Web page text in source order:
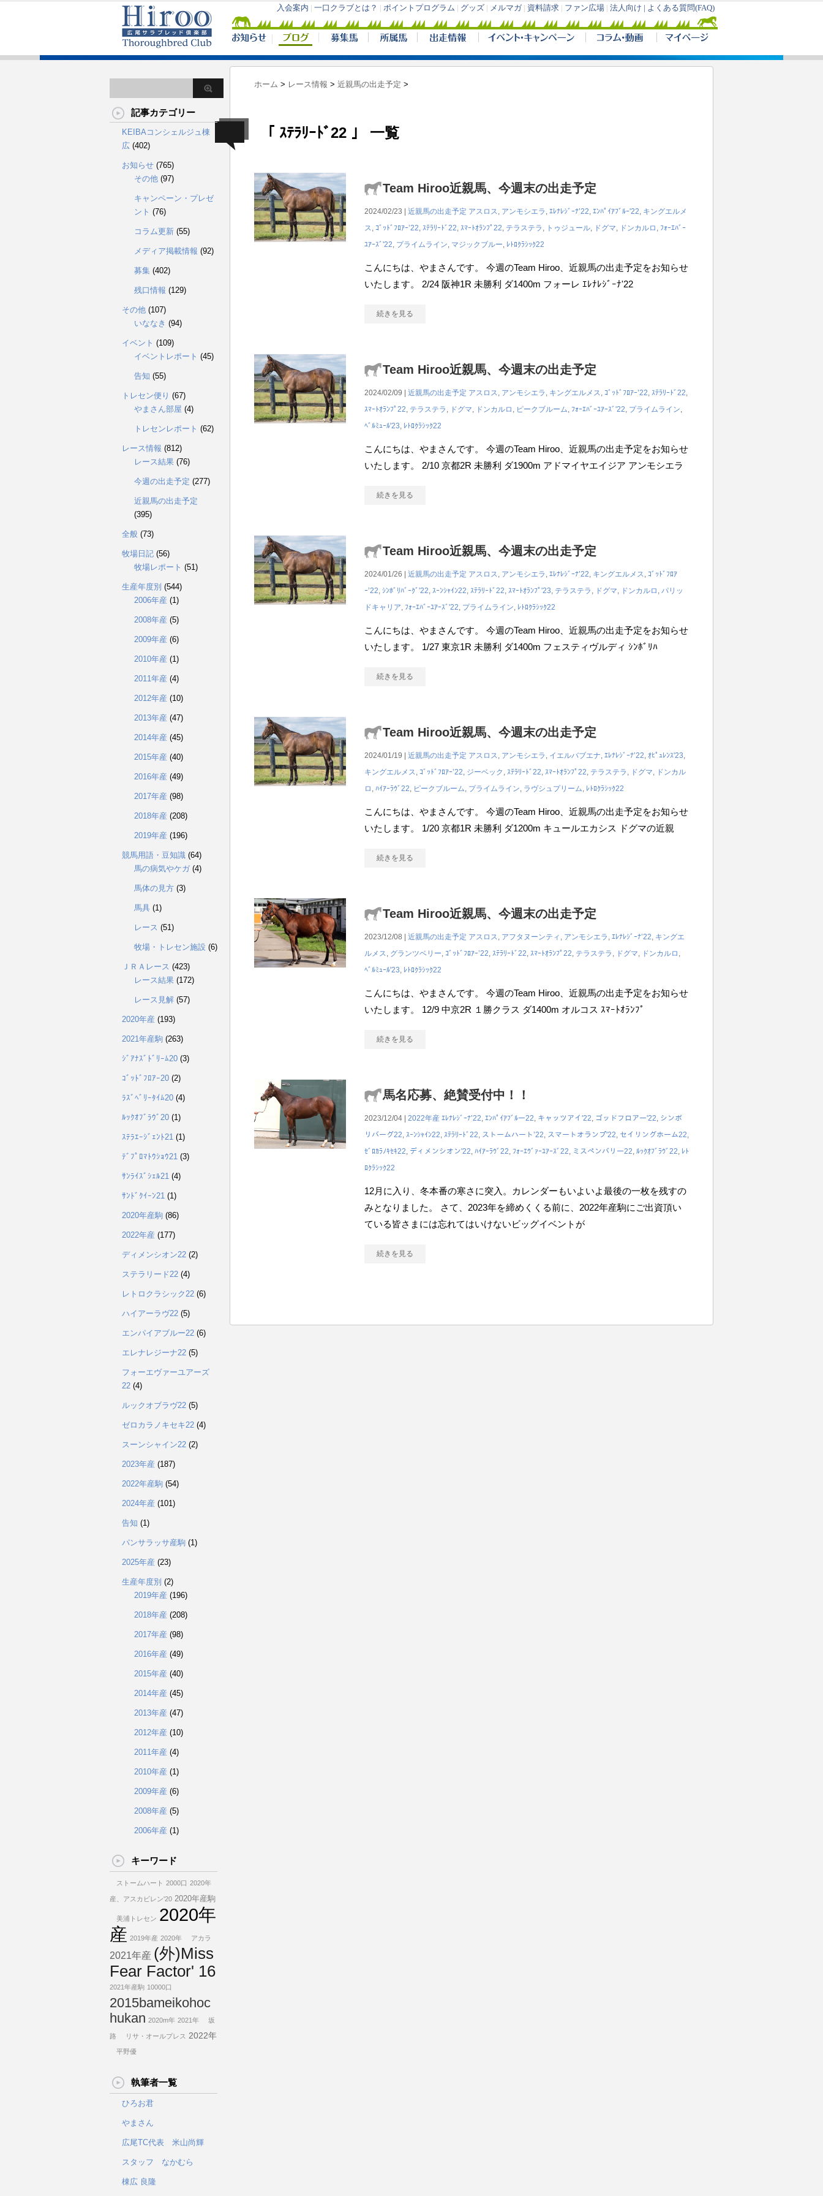
ホーム > レース情報 > 近親馬の出走予定 >
「 ｽﾃﾗﾘｰﾄﾞ22 」 一覧
Team Hiroo近親馬、今週末の出走予定
2024/02/23 | 近親馬の出走予定 アスロス, アンモシエラ , ｴﾚﾅﾚｼﾞｰﾅ’22, ｴﾝﾊﾟｲｱﾌﾞﾙｰ'22, キングエルメ
ス, ｺﾞｯﾄﾞﾌﾛｱｰ’22, ｽﾃﾗﾘｰﾄﾞ22, ｽﾏｰﾄｵﾗﾝﾌﾟ22, テラステラ , トゥジュール, ドグマ, ドンカルロ , ﾌｫｰｴﾊﾞｰ
ﾕｱｰｽﾞ'22, プライムライン, マジックブルー, ﾚﾄﾛｸﾗｼｯｸ22
こんにちは、やまさんです。 今週のTeam Hiroo、近親馬の出走予定をお知らせ
いたします。 2/24 阪神1R 未勝利 ダ1400m フォーレ ｴﾚﾅﾚｼﾞｰﾅ'22
続きを見る
Team Hiroo近親馬、今週末の出走予定
2024/02/09 | 近親馬の出走予定 アスロス, アンモシエラ , キングエルメス, ｺﾞｯﾄﾞﾌﾛｱｰ’22, ｽﾃﾗﾘｰﾄﾞ22,
ｽﾏｰﾄｵﾗﾝﾌﾟ22, テラステラ , ドグマ, ドンカルロ , ピークブルーム, ﾌｫｰｴﾊﾞｰﾕｱｰｽﾞ'22, プライムライン,
ﾍﾞﾙﾐｭｰﾙ'23, ﾚﾄﾛｸﾗｼｯｸ22
こんにちは、やまさんです。 今週のTeam Hiroo、近親馬の出走予定をお知らせ
いたします。 2/10 京都2R 未勝利 ダ1900m アドマイヤエイジア アンモシエラ
続きを見る
Team Hiroo近親馬、今週末の出走予定
2024/01/26 | 近親馬の出走予定 アスロス, アンモシエラ , ｴﾚﾅﾚｼﾞｰﾅ’22, キングエルメス, ｺﾞｯﾄﾞﾌﾛｱ
ｰ’22, ｼﾝﾎﾞﾘﾊﾞｰｸﾞ'22, ｽｰﾝｼｬｲﾝ22, ｽﾃﾗﾘｰﾄﾞ22, ｽﾏｰﾄｵﾗﾝﾌﾟ'23, テラステラ , ドグマ, ドンカルロ , パリッ
ドキャリア, ﾌｫｰｴﾊﾞｰﾕｱｰｽﾞ'22, プライムライン, ﾚﾄﾛｸﾗｼｯｸ22
こんにちは、やまさんです。 今週のTeam Hiroo、近親馬の出走予定をお知らせ
いたします。 1/27 東京1R 未勝利 ダ1400m フェスティヴルディ ｼﾝﾎﾞﾘﾊ
続きを見る
Team Hiroo近親馬、今週末の出走予定
2024/01/19 | 近親馬の出走予定 アスロス, アンモシエラ , イエルバブエナ, ｴﾚﾅﾚｼﾞｰﾅ’22, ｵﾋﾟｭﾚﾝｽ'23,
キングエルメス, ｺﾞｯﾄﾞﾌﾛｱｰ’22, ジーベック , ｽﾃﾗﾘｰﾄﾞ22, ｽﾏｰﾄｵﾗﾝﾌﾟ22, テラステラ , ドグマ, ドンカル
ロ , ﾊｲｱｰﾗｳﾞ22, ピークブルーム, プライムライン, ラヴシュプリーム, ﾚﾄﾛｸﾗｼｯｸ22
こんにちは、やまさんです。 今週のTeam Hiroo、近親馬の出走予定をお知らせ
いたします。 1/20 京都1R 未勝利 ダ1200m キュールエカシス ドグマの近親
続きを見る
Team Hiroo近親馬、今週末の出走予定
2023/12/08 | 近親馬の出走予定 アスロス, アフタヌーンティ , アンモシエラ , ｴﾚﾅﾚｼﾞｰﾅ’22, キングエ
ルメス, グランツベリー, ｺﾞｯﾄﾞﾌﾛｱｰ’22, ｽﾃﾗﾘｰﾄﾞ22, ｽﾏｰﾄｵﾗﾝﾌﾟ22, テラステラ , ドグマ, ドンカルロ ,
ﾍﾞﾙﾐｭｰﾙ'23, ﾚﾄﾛｸﾗｼｯｸ22
こんにちは、やまさんです。 今週のTeam Hiroo、近親馬の出走予定をお知らせ
いたします。 12/9 中京2R １勝クラス ダ1400m オルコス ｽﾏｰﾄｵﾗﾝﾌﾟ
続きを見る
馬名応募、絶賛受付中！！
2023/12/04 | 2022年産 ｴﾚﾅﾚｼﾞｰﾅ’22, ｴﾝﾊﾟｲｱﾌﾞﾙー22, キャッツアイ'22, ゴッドフロアー'22, シンボ
リバーグ22, ｽｰﾝｼｬｲﾝ22, ｽﾃﾗﾘｰﾄﾞ22, ストームハート’22, スマートオランプ'22, セイリングホーム22,
ｾﾞﾛｶﾗﾉｷｾｷ22, ディメンシオン'22, ﾊｲｱｰﾗｳﾞ22, ﾌｫｰｴｳﾞｧｰﾕｱｰｽﾞ22, ミスペンバリー22, ﾙｯｸｵﾌﾞﾗｳﾞ22, ﾚﾄ
ﾛｸﾗｼｯｸ22
12月に入り、冬本番の寒さに突入。カレンダーもいよいよ最後の一枚を残すの
みとなりました。 さて、2023年を締めくくる前に、2022年産駒にご出資頂い
ている皆さまには忘れてはいけないビッグイベントが
続きを見る
記事カテゴリー
KEIBAコンシェルジュ棟
広 (402)
お知らせ (765)
その他 (97)
キャンペーン・プレゼ
ント (76)
コラム更新 (55)
メディア掲載情報 (92)
募集 (402)
残口情報 (129)
その他 (107)
いななき (94)
イベント (109)
イベントレポート (45)
告知 (55)
トレセン便り (67)
やまさん部屋 (4)
トレセンレポート (62)
レース情報 (812)
レース結果 (76)
今週の出走予定 (277)
近親馬の出走予定
(395)
全般 (73)
牧場日記 (56)
牧場レポート (51)
生産年度別 (544)
2006年産 (1)
2008年産 (5)
2009年産 (6)
2010年産 (1)
2011年産 (4)
2012年産 (10)
2013年産 (47)
2014年産 (45)
2015年産 (40)
2016年産 (49)
2017年産 (98)
2018年産 (208)
2019年産 (196)
競馬用語・豆知識 (64)
馬の病気やケガ (4)
馬体の見方 (3)
馬具 (1)
レース (51)
牧場・トレセン施設 (6)
ＪＲＡレース (423)
レース結果 (172)
レース見解 (57)
2020年産 (193)
2021年産駒 (263)
ｼﾞｱﾅｽﾞﾄﾞﾘｰﾑ20 (3)
ｺﾞｯﾄﾞﾌﾛｱｰ20 (2)
ﾗｽﾞﾍﾞﾘｰﾀｲﾑ20 (4)
ﾙｯｸｵﾌﾞﾗｳﾞ20 (1)
ｽﾃﾗｴｰｼﾞｪﾝﾄ21 (1)
ﾃﾞﾌﾟﾛﾏﾄｳｼｮｳ21 (3)
ｻﾝﾗｲｽﾞｼｪﾙ21 (4)
ｻﾝﾄﾞｸｲｰﾝ21 (1)
2020年産駒 (86)
2022年産 (177)
ディメンシオン22 (2)
ステラリード22 (4)
レトロクラシック22 (6)
ハイアーラヴ22 (5)
エンパイアブルー22 (6)
エレナレジーナ22 (5)
フォーエヴァーユアーズ
22 (4)
ルックオブラヴ22 (5)
ゼロカラノキセキ22 (4)
スーンシャイン22 (2)
2023年産 (187)
2022年産駒 (54)
2024年産 (101)
告知 (1)
パンサラッサ産駒 (1)
2025年産 (23)
生産年度別 (2)
2019年産 (196)
2018年産 (208)
2017年産 (98)
2016年産 (49)
2015年産 (40)
2014年産 (45)
2013年産 (47)
2012年産 (10)
2011年産 (4)
2010年産 (1)
2009年産 (6)
2008年産 (5)
2006年産 (1)
キーワード
ストームハート 2000口 2020年
産、アスカビレン'20 2020年産駒
美浦トレセン 2020年
産 2019年産 2020年 アカラ
2021年産 (外)Miss
Fear Factor' 16
2021年産駒 10000口
2015bameikohoc
hukan 2020m年 2021年 坂
路 リサ・オールプレス 2022年
平野優
執筆者一覧
ひろお君
やまさん
広尾TC代表 米山尚輝
スタッフ なかむら
棟広 良隆